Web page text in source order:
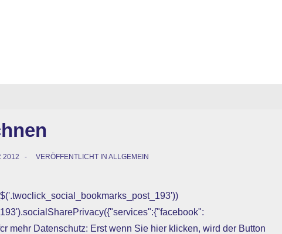
2012 VERÖFFENTLICHT IN ALLGEMEIN
mehr Datenschutz: Erst wenn Sie hier klicken, wird der Button